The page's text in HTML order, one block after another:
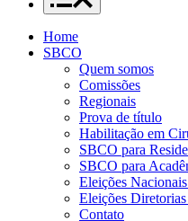
Home
SBCO
Quem somos
Comissões
Regionais
Prova de título
Habilitação em
SBCO para
SBCO para
Eleições
Eleições
Contato